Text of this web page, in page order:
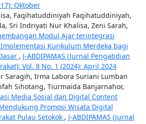
Oktober
Faqihatuddiniyah Faqihatuddiniyah,
Sri Indriyati Nur Khalisa, Zeni Sarah,
Modul Ajar terintegrasi
Kurikulum Merdeka bagi
, J-ABDIPAMAS (Jurnal Pengabdian
Vol. 8 No. 1 (2024): April 2024
Saragih, Irma Labora Suriani Lumban
Sihotang, Tiurmaida Banjarnahor,
Media Sosial dan Digital Content
Promosi Wisata Digital
Pulau Setokok , J-ABDIPAMAS (Jurnal